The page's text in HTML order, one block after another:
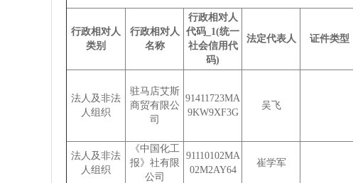
行政相对人
类别
行政相对人
名称
行政相对人
代码_1(统一
社会信用代
码)
法定代表人 证件类型
法人及非法
人组织
驻马店艾斯
商贸有限公
司
91411723MA
9KW9XF3G
吴飞
法人及非法
人组织
《中国化工
报》社有限
公司
91110102MA
02M2AY64
崔学军